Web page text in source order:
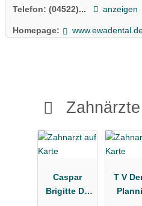
Telefon: (04522)... anzeigen
Homepage:
Caspar
Brigitte Dr.
T V